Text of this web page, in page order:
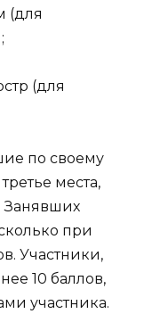
(для
(для
по своему
места,
Занявших
при
Участники,
10 баллов,
участника.